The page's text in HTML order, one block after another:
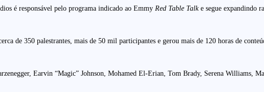
é responsável pelo programa indicado ao Emmy Red Table Talke segue expandindo
de 350 palestrantes, mais de 50 mil participantes e gerou mais de 120 horas de
Earvin “Magic” Johnson, Mohamed El-Erian, Tom Brady, Serena Williams,